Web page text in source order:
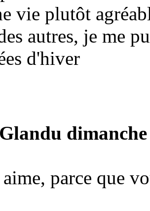
vie plutôt
autres, je me
d'hiver
parce que